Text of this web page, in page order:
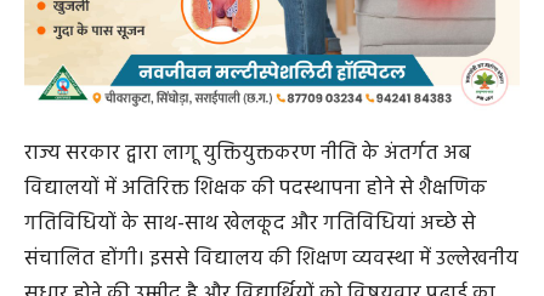
राज्य सरकार द्वारा लागू युक्तियुक्तकरण नीति के अंतर्गत अब
विद्यालयों में अतिरिक्त शिक्षक की पदस्थापना होने से शैक्षणिक
गतिविधियों के साथ-साथ खेलकूद और गतिविधियां अच्छे से
संचालित होंगी। इससे विद्यालय की शिक्षण व्यवस्था में उल्लेखनीय